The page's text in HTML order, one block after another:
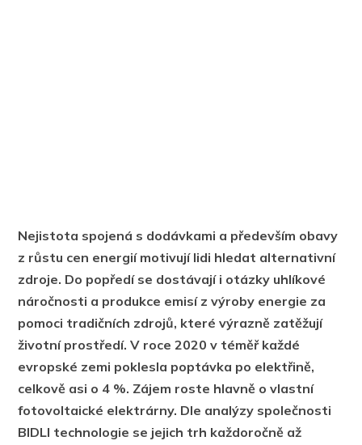
Nejistota spojená s dodávkami a především obavy
z růstu cen energií motivují lidi hledat alternativní
zdroje. Do popředí se dostávají i otázky uhlíkové
náročnosti a produkce emisí z výroby energie za
pomoci tradičních zdrojů, které výrazně zatěžují
životní prostředí. V roce 2020 v téměř každé
evropské zemi poklesla poptávka po elektřině,
celkově asi o 4 %. Zájem roste hlavně o vlastní
fotovoltaické elektrárny. Dle analýzy společnosti
BIDLI technologie se jejich trh každoročně až